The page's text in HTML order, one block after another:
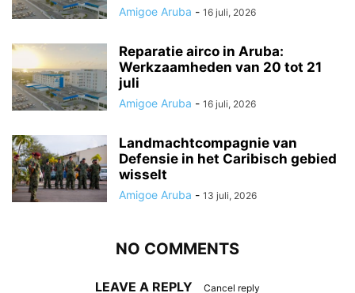
Amigoe Aruba - 16 juli, 2026
Reparatie airco in Aruba:
Werkzaamheden van 20 tot 21
juli
Amigoe Aruba - 16 juli, 2026
Landmachtcompagnie van
Defensie in het Caribisch gebied
wisselt
Amigoe Aruba - 13 juli, 2026
NO COMMENTS
LEAVE A REPLY Cancel reply